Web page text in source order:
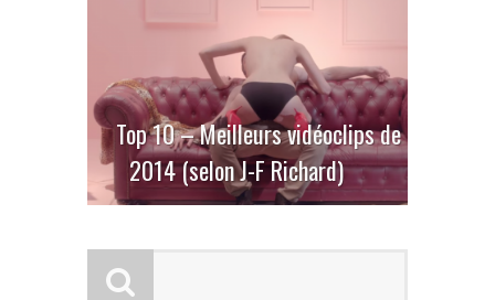
Top 10 – Meilleurs vidéoclips de
2014 (selon J-F Richard)